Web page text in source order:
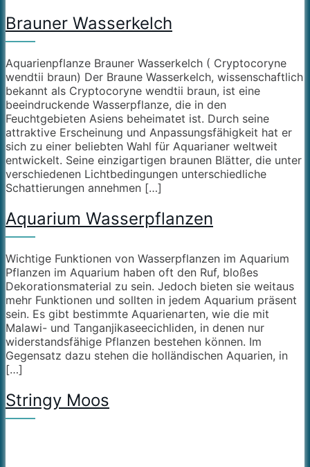
Brauner Wasserkelch
Aquarienpflanze Brauner Wasserkelch ( Cryptocoryne
wendtii braun) Der Braune Wasserkelch, wissenschaftlich
bekannt als Cryptocoryne wendtii braun, ist eine
beeindruckende Wasserpflanze, die in den
Feuchtgebieten Asiens beheimatet ist. Durch seine
attraktive Erscheinung und Anpassungsfähigkeit hat er
sich zu einer beliebten Wahl für Aquarianer weltweit
entwickelt. Seine einzigartigen braunen Blätter, die unter
verschiedenen Lichtbedingungen unterschiedliche
Schattierungen annehmen […]
Aquarium Wasserpflanzen
Wichtige Funktionen von Wasserpflanzen im Aquarium
Pflanzen im Aquarium haben oft den Ruf, bloßes
Dekorationsmaterial zu sein. Jedoch bieten sie weitaus
mehr Funktionen und sollten in jedem Aquarium präsent
sein. Es gibt bestimmte Aquarienarten, wie die mit
Malawi- und Tanganjikaseecichliden, in denen nur
widerstandsfähige Pflanzen bestehen können. Im
Gegensatz dazu stehen die holländischen Aquarien, in
[…]
Stringy Moos